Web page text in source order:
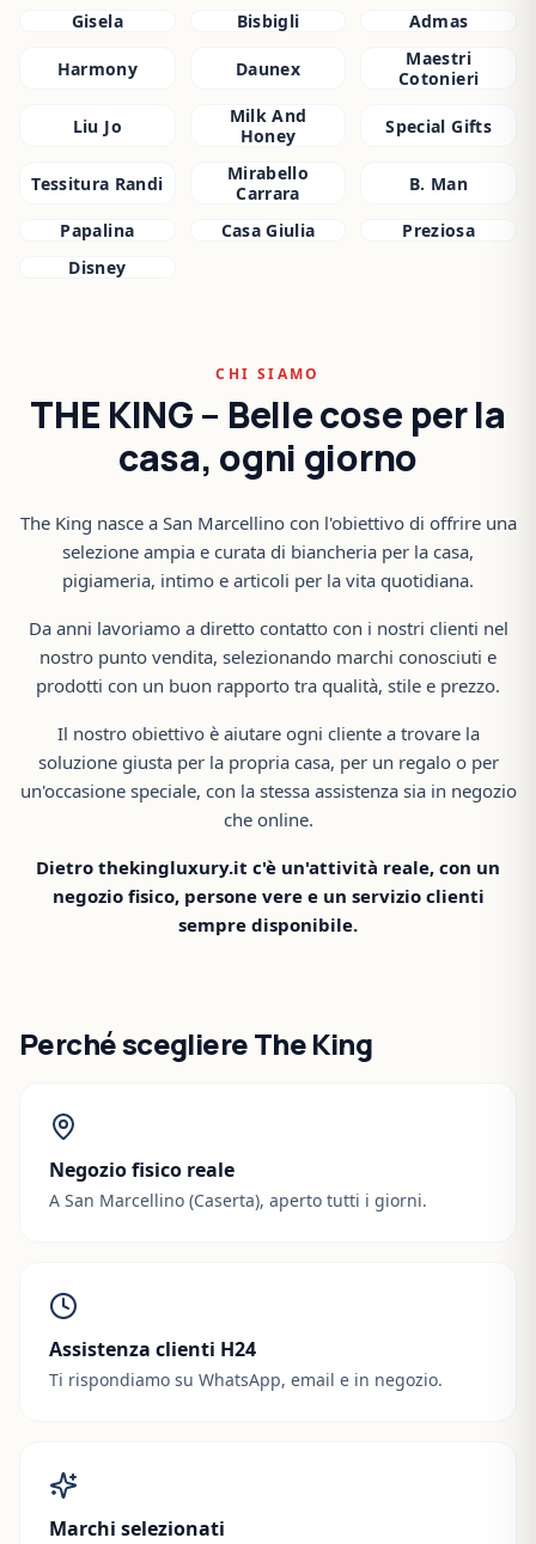
Gisela Bisbigli Admas
Harmony Daunex
Maestri
Cotonieri
Liu Jo
Milk And
Honey
Special Gifts
Tessitura Randi
Mirabello
Carrara
B. Man
Papalina Casa Giulia
Preziosa
Disney
CHI SIAMO
THE KING – Belle cose per la
casa, ogni giorno
The King nasce a San Marcellino con l'obiettivo di offrire una
selezione ampia e curata di biancheria per la casa,
pigiameria, intimo e articoli per la vita quotidiana.
Da anni lavoriamo a diretto contatto con i nostri clienti nel
nostro punto vendita, selezionando marchi conosciuti e
prodotti con un buon rapporto tra qualità, stile e prezzo.
Il nostro obiettivo è aiutare ogni cliente a trovare la
soluzione giusta per la propria casa, per un regalo o per
un'occasione speciale, con la stessa assistenza sia in negozio
che online.
Dietro thekingluxury.it c'è un'attività reale, con un
negozio fisico, persone vere e un servizio clienti
sempre disponibile.
Perché scegliere The King
Negozio fisico reale
A San Marcellino (Caserta), aperto tutti i giorni.
Assistenza clienti H24
Ti rispondiamo su WhatsApp, email e in negozio.
Marchi selezionati